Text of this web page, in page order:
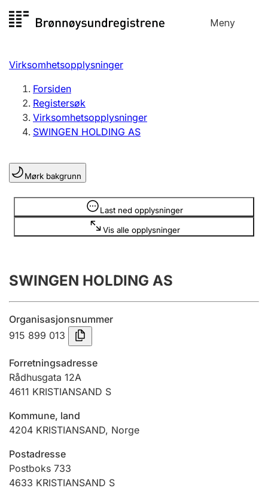
til
Meny
Registersøk
Aksjeselskap
Enkeltpersonforetak
Registrere, endre, slette
Lag og forening
Registrere, endre, slette
Årsregnskap
Innsending og forsinkelsesgebyr
Tinglysing
Jeger
Ektepaktveileder
Virksomhetsopplysninger
Forsiden
Registersøk
Virksomhetsopplysninger
SWINGEN HOLDING AS
Mørk bakgrunn
Last ned opplysninger
Vis alle opplysninger
Opplysninger er skjult
SWINGEN HOLDING AS
Organisasjonsnummer
915 899 013
Forretningsadresse
Rådhusgata 12A
4611 KRISTIANSAND S
Kommune, land
4204 KRISTIANSAND, Norge
Postadresse
Postboks 733
4633 KRISTIANSAND S